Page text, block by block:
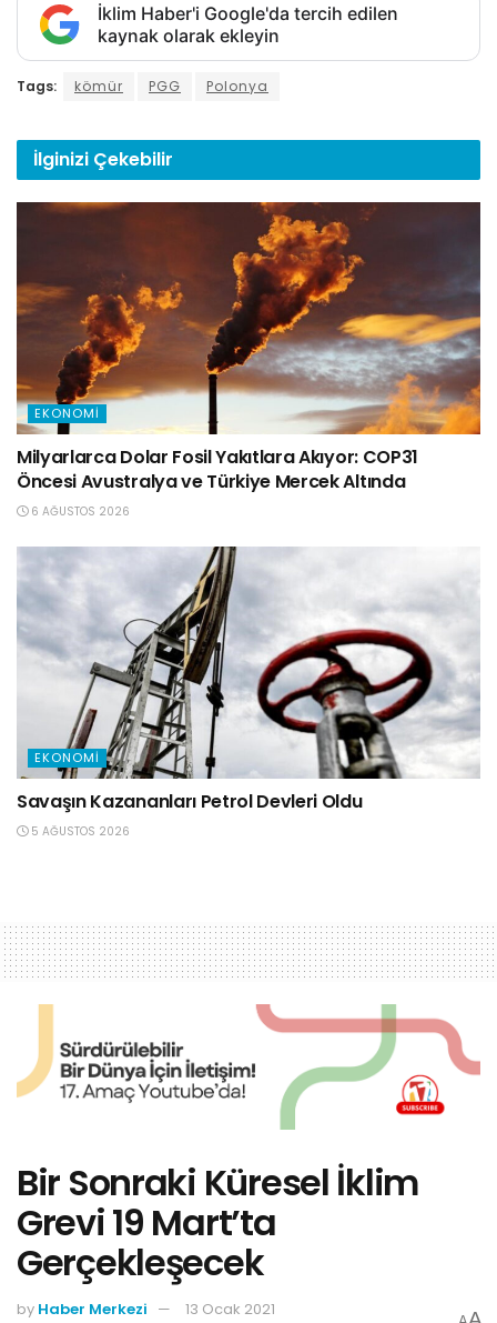
İklim Haber'i Google'da tercih edilen
kaynak olarak ekleyin
Tags: kömür PGG Polonya
İlginizi Çekebilir
EKONOMI
Milyarlarca Dolar Fosil Yakıtlara Akıyor: COP31
Öncesi Avustralya ve Türkiye Mercek Altında
6 AĞUSTOS 2026
EKONOMI
Savaşın Kazananları Petrol Devleri Oldu
5 AĞUSTOS 2026
Bir Sonraki Küresel İklim
Grevi 19 Mart’ta
Gerçekleşecek
by Haber Merkezi
13 Ocak 2021